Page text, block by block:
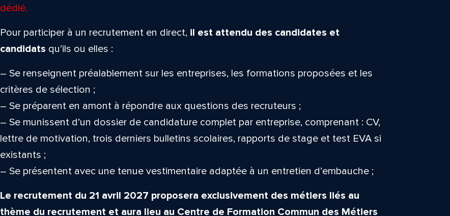
dédié.
Pour participer à un recrutement en direct, il est attendu des candidates et
candidats qu’ils ou elles :
– Se renseignent préalablement sur les entreprises, les formations proposées et les
critères de sélection ;
– Se préparent en amont à répondre aux questions des recruteurs ;
– Se munissent d’un dossier de candidature complet par entreprise, comprenant : CV,
lettre de motivation, trois derniers bulletins scolaires, rapports de stage et test EVA si
existants ;
– Se présentent avec une tenue vestimentaire adaptée à un entretien d’embauche ;
Le recrutement du 21 avril 2027 proposera exclusivement des métiers liés au
thème du recrutement et aura lieu au Centre de Formation Commun des Métiers